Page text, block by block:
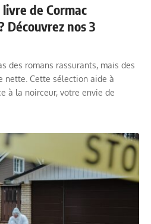
de Cormac
Découvrez nos 3
des romans rassurants, mais des
nette. Cette sélection aide à
à la noirceur, votre envie de